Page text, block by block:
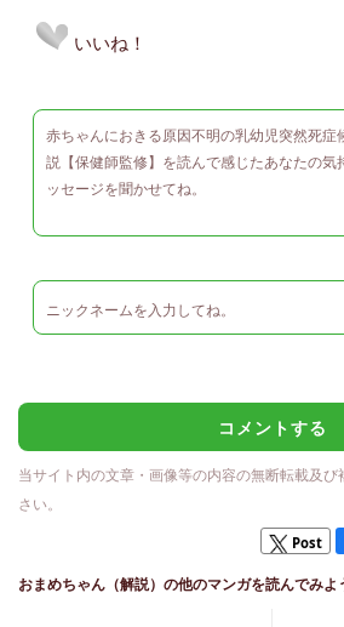
いいね！
コメントする
当サイト内の文章・画像等の内容の無断転載及
さい。
Post
おまめちゃん（解説）の他のマンガを読んでみよ